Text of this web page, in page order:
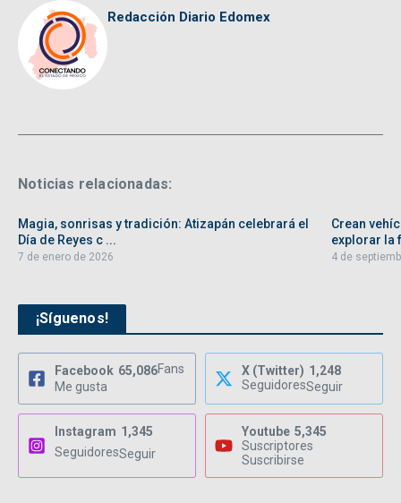
Redacción Diario Edomex
Noticias relacionadas:
Magia, sonrisas y tradición: Atizapán celebrará el
Día de Reyes c ...
7 de enero de 2026
Crean
explorar la
4 de
¡Síguenos!
Facebook 65,086Fans
Me gusta
X (Twitter) 1,248
SeguidoresSeguir
Instagram 1,345
SeguidoresSeguir
Youtube 5,345
Suscriptores
Suscribirse